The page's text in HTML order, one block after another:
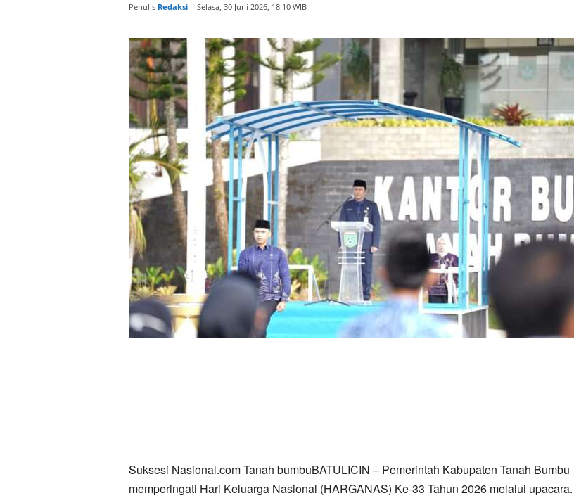
Penulis Redaksi- Selasa, 30 Juni 2026, 18:10 WIB
Suksesi Nasional.com Tanah bumbuBATULICIN – Pemerintah Kabupaten Tanah Bumbu
memperingati Hari Keluarga Nasional (HARGANAS) Ke-33 Tahun 2026 melalui upacara.